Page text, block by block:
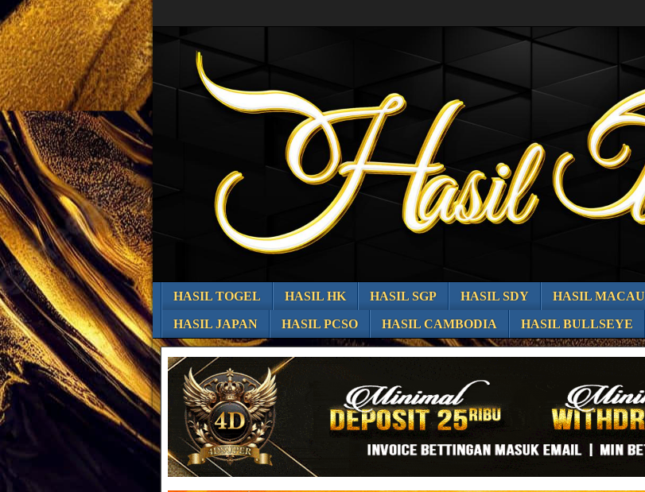
HASIL TOGEL HASIL HK HASIL SGP HASIL SDY HASIL MACAU
HASIL JAPAN HASIL PCSO HASIL CAMBODIA HASIL BULLSEYE